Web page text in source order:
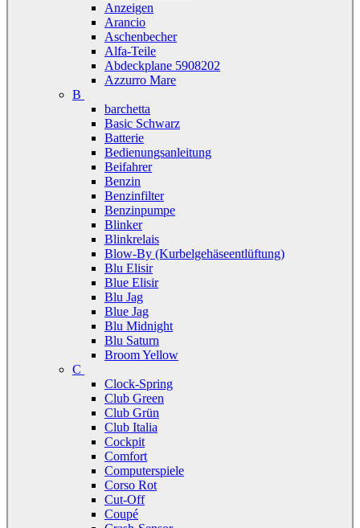
Anzeigen
Arancio
Aschenbecher
Alfa-Teile
Abdeckplane 5908202
Azzurro Mare
B
barchetta
Basic Schwarz
Batterie
Bedienungsanleitung
Beifahrer
Benzin
Benzinfilter
Benzinpumpe
Blinker
Blinkrelais
Blow-By (Kurbelgehäseentlüftung)
Blu Elisir
Blue Elisir
Blu Jag
Blue Jag
Blu Midnight
Blu Saturn
Broom Yellow
C
Clock-Spring
Club Green
Club Grün
Club Italia
Cockpit
Comfort
Computerspiele
Corso Rot
Cut-Off
Coupé